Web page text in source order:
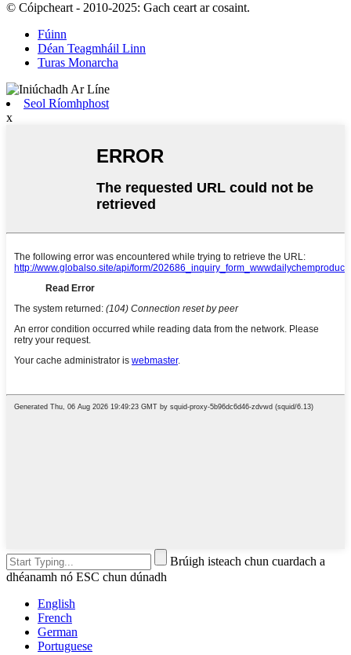
© Cóipcheart - 2010-2025: Gach ceart ar cosaint.
Fúinn
Déan Teagmháil Linn
Turas Monarcha
Seol Ríomhphost
x
Brúigh isteach chun cuardach a
dhéanamh nó ESC chun dúnadh
English
French
German
Portuguese